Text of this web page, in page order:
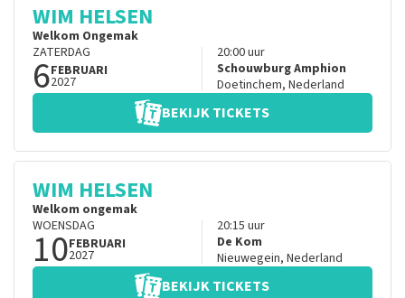
WIM HELSEN
Welkom Ongemak
ZATERDAG
6FEBRUARI
2027
20:00uur
Schouwburg Amphion
Doetinchem, Nederland
BEKIJK TICKETS
WIM HELSEN
Welkom ongemak
WOENSDAG
10FEBRUARI
2027
20:15 uur
De Kom
Nieuwegein, Nederland
BEKIJK TICKETS